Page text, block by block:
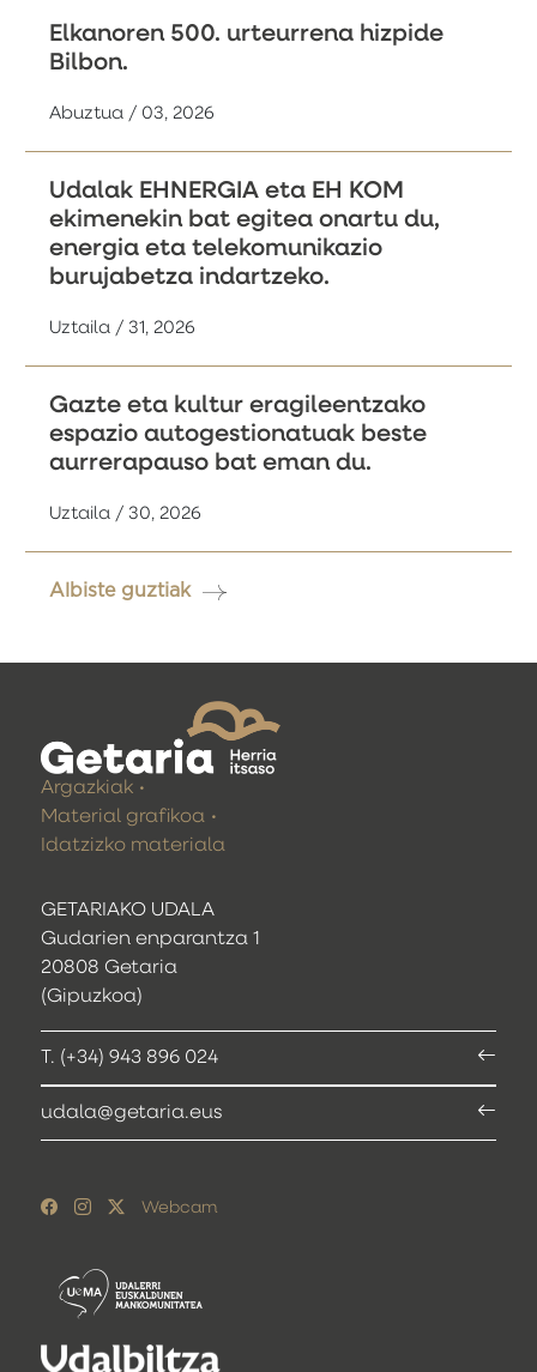
Elkanoren 500. urteurrena hizpide
Bilbon.
Abuztua / 03, 2026
Udalak EHNERGIA eta EH KOM
ekimenekin bat egitea onartu du,
energia eta telekomunikazio
burujabetza indartzeko.
Uztaila / 31, 2026
Gazte eta kultur eragileentzako
espazio autogestionatuak beste
aurrerapauso bat eman du.
Uztaila / 30, 2026
Albiste guztiak
GETARIAKO UDALA
Gudarien enparantza 1
20808 Getaria
(Gipuzkoa)
T. (+34) 943 896 024
udala@getaria.eus
Argazkiak
Material grafikoa
Idatzizko materiala
Webcam